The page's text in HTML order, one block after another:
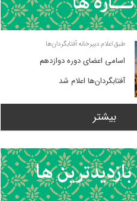
طبق اعلام دبیرخانه آفتابگردان‌ها
اسامی اعضای دوره دوازدهم
آفتابگردان‌ها اعلام شد
بیشتر